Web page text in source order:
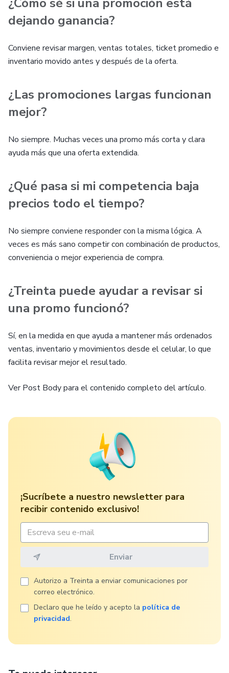
dejando ganancia?
Conviene revisar margen, ventas totales, ticket promedio e
inventario movido antes y después de la oferta.
¿Las promociones largas funcionan
mejor?
No siempre. Muchas veces una promo más corta y clara
ayuda más que una oferta extendida.
¿Qué pasa si mi competencia baja
precios todo el tiempo?
No siempre conviene responder con la misma lógica. A
veces es más sano competir con combinación de productos,
conveniencia o mejor experiencia de compra.
¿Treinta puede ayudar a revisar si
una promo funcionó?
Sí, en la medida en que ayuda a mantener más ordenados
ventas, inventario y movimientos desde el celular, lo que
facilita revisar mejor el resultado.
Ver Post Body para el contenido completo del artículo.
¡Sucríbete a nuestro newsletter para
recibir contenido exclusivo!
Autorizo ​​a Treinta a enviar comunicaciones por
correo electrónico.
Declaro que he leído y acepto la política de
privacidad.